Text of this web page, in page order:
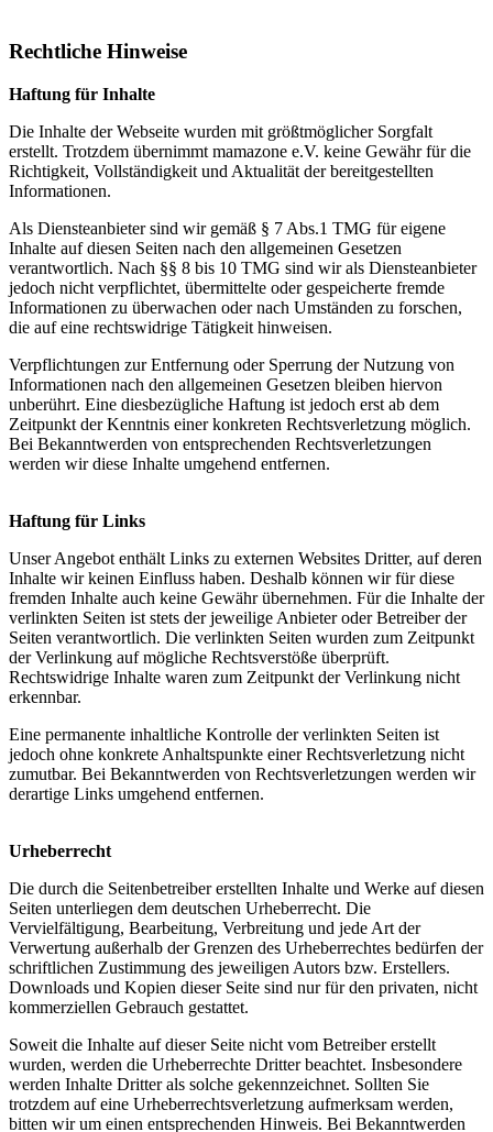
Rechtliche Hinweise
Haftung für Inhalte
Die Inhalte der Webseite wurden mit größtmöglicher Sorgfalt
erstellt. Trotzdem übernimmt mamazone e.V. keine Gewähr für die
Richtigkeit, Vollständigkeit und Aktualität der bereitgestellten
Informationen.
Als Diensteanbieter sind wir gemäß § 7 Abs.1 TMG für eigene
Inhalte auf diesen Seiten nach den allgemeinen Gesetzen
verantwortlich. Nach §§ 8 bis 10 TMG sind wir als Diensteanbieter
jedoch nicht verpflichtet, übermittelte oder gespeicherte fremde
Informationen zu überwachen oder nach Umständen zu forschen,
die auf eine rechtswidrige Tätigkeit hinweisen.
Verpflichtungen zur Entfernung oder Sperrung der Nutzung von
Informationen nach den allgemeinen Gesetzen bleiben hiervon
unberührt. Eine diesbezügliche Haftung ist jedoch erst ab dem
Zeitpunkt der Kenntnis einer konkreten Rechtsverletzung möglich.
Bei Bekanntwerden von entsprechenden Rechtsverletzungen
werden wir diese Inhalte umgehend entfernen.
Haftung für Links
Unser Angebot enthält Links zu externen Websites Dritter, auf deren
Inhalte wir keinen Einfluss haben. Deshalb können wir für diese
fremden Inhalte auch keine Gewähr übernehmen. Für die Inhalte der
verlinkten Seiten ist stets der jeweilige Anbieter oder Betreiber der
Seiten verantwortlich. Die verlinkten Seiten wurden zum Zeitpunkt
der Verlinkung auf mögliche Rechtsverstöße überprüft.
Rechtswidrige Inhalte waren zum Zeitpunkt der Verlinkung nicht
erkennbar.
Eine permanente inhaltliche Kontrolle der verlinkten Seiten ist
jedoch ohne konkrete Anhaltspunkte einer Rechtsverletzung nicht
zumutbar. Bei Bekanntwerden von Rechtsverletzungen werden wir
derartige Links umgehend entfernen.
Urheberrecht
Die durch die Seitenbetreiber erstellten Inhalte und Werke auf diesen
Seiten unterliegen dem deutschen Urheberrecht. Die
Vervielfältigung, Bearbeitung, Verbreitung und jede Art der
Verwertung außerhalb der Grenzen des Urheberrechtes bedürfen der
schriftlichen Zustimmung des jeweiligen Autors bzw. Erstellers.
Downloads und Kopien dieser Seite sind nur für den privaten, nicht
kommerziellen Gebrauch gestattet.
Soweit die Inhalte auf dieser Seite nicht vom Betreiber erstellt
wurden, werden die Urheberrechte Dritter beachtet. Insbesondere
werden Inhalte Dritter als solche gekennzeichnet. Sollten Sie
trotzdem auf eine Urheberrechtsverletzung aufmerksam werden,
bitten wir um einen entsprechenden Hinweis. Bei Bekanntwerden